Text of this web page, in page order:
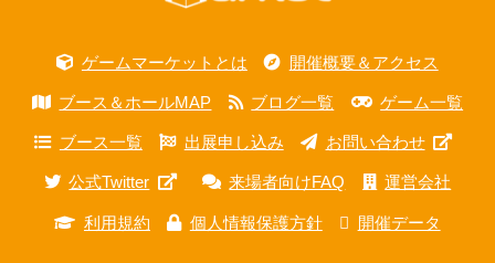
ゲームマーケットとは 開催概要＆アクセス
ブース＆ホールMAP ブログ一覧 ゲーム一覧
ブース一覧 出展申し込み お問い合わせ
公式Twitter 来場者向けFAQ 運営会社
利用規約 個人情報保護方針 開催データ